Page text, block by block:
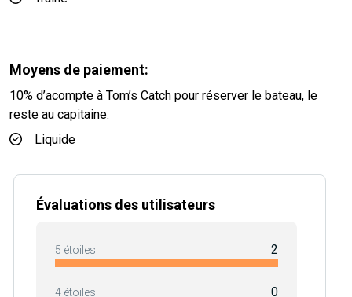
Moyens de paiement:
10% d’acompte à Tom’s Catch pour réserver le bateau, le
reste au capitaine:
Liquide
Évaluations des utilisateurs
5 étoiles 2
4 étoiles 0